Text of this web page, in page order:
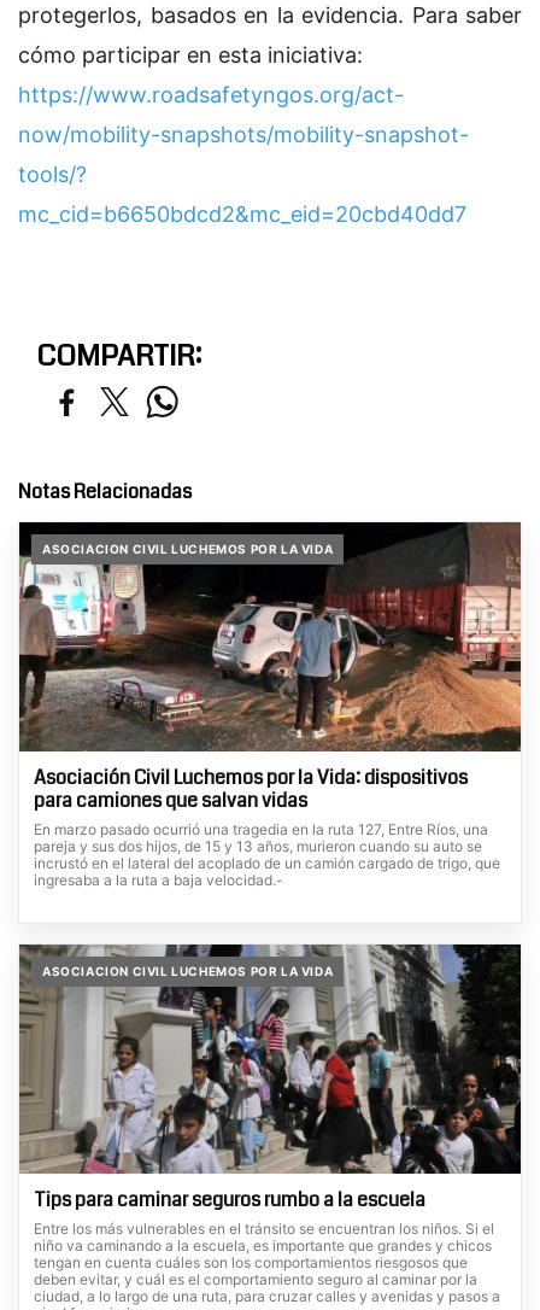
protegerlos, basados en la evidencia. Para saber
cómo participar en esta iniciativa:
https://www.roadsafetyngos.org/act-
now/mobility-snapshots/mobility-snapshot-
tools/?
mc_cid=b6650bdcd2&mc_eid=20cbd40dd7
COMPARTIR:
Notas Relacionadas
ASOCIACION CIVIL LUCHEMOS POR LA VIDA
Asociación Civil Luchemos por la Vida: dispositivos
para camiones que salvan vidas
En marzo pasado ocurrió una tragedia en la ruta 127, Entre Ríos, una
pareja y sus dos hijos, de 15 y 13 años, murieron cuando su auto se
incrustó en el lateral del acoplado de un camión cargado de trigo, que
ingresaba a la ruta a baja velocidad.-
ASOCIACION CIVIL LUCHEMOS POR LA VIDA
Tips para caminar seguros rumbo a la escuela
Entre los más vulnerables en el tránsito se encuentran los niños. Si el
niño va caminando a la escuela, es importante que grandes y chicos
tengan en cuenta cuáles son los comportamientos riesgosos que
deben evitar, y cuál es el comportamiento seguro al caminar por la
ciudad, a lo largo de una ruta, para cruzar calles y avenidas y pasos a